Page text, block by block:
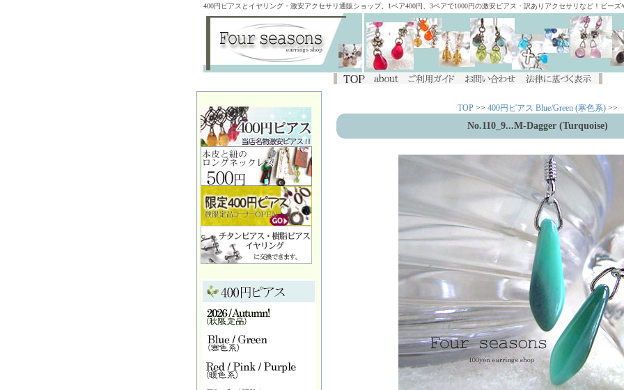
400円ピアスとイヤリング・激安アクセサリ通販ショップ。1ペア400円、3ペアで1000円の激安ピアス・訳ありアクセサリなど！ビー
TOP >> 400円ピアス Blue/Green (寒色系) >>
No.110_9...M-Dagger (Turquoise)